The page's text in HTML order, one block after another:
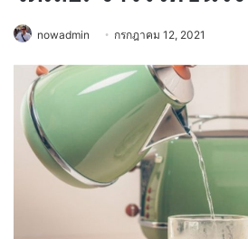
nowadmin กรกฎาคม 12, 2021